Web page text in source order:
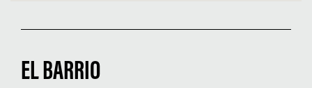
EL BARRIO